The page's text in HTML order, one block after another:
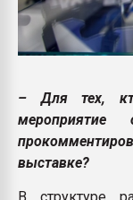
– Для тех,
выставке?